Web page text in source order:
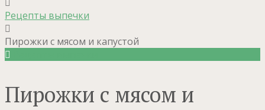
Рецепты выпечки
Пирожки с мясом и капустой
Пирожки с мясом и